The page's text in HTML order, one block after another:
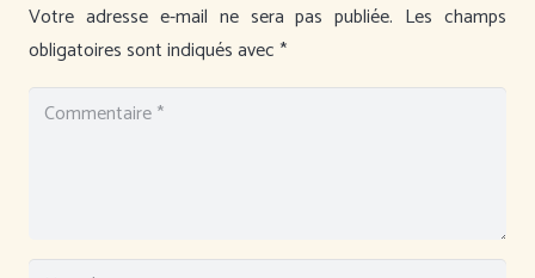
Votre adresse e-mail ne sera pas publiée. Les champs
obligatoires sont indiqués avec *